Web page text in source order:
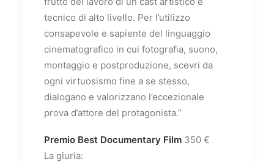
tecnico di alto livello. Per l’utilizzo
consapevole e sapiente del linguaggio
cinematografico in cui fotografia, suono,
montaggio e postproduzione, scevri da
ogni virtuosismo fine a se stesso,
dialogano e valorizzano l’eccezionale
prova d’attore del protagonista.”
Premio Best Documentary Film 350 €
La giuria: